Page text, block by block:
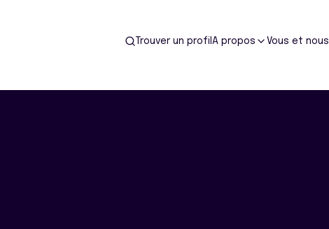
Trouver un profil A propos Vous et nous